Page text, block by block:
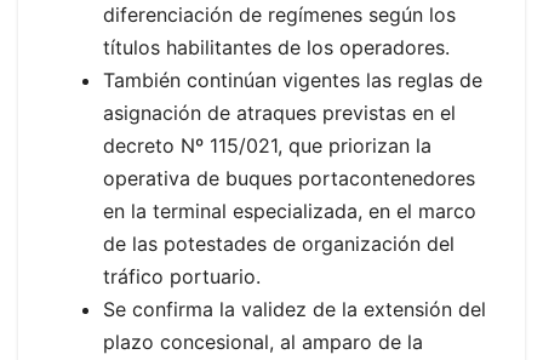
diferenciación de regímenes según los
títulos habilitantes de los operadores.
También continúan vigentes las reglas de
asignación de atraques previstas en el
decreto Nº 115/021, que priorizan la
operativa de buques portacontenedores
en la terminal especializada, en el marco
de las potestades de organización del
tráfico portuario.
Se confirma la validez de la extensión del
plazo concesional, al amparo de la